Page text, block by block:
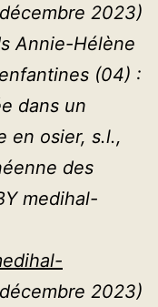
2023)
Annie-Hélène
(04) :
dans un
en osier, s.l.,
des
medihal-
2023)